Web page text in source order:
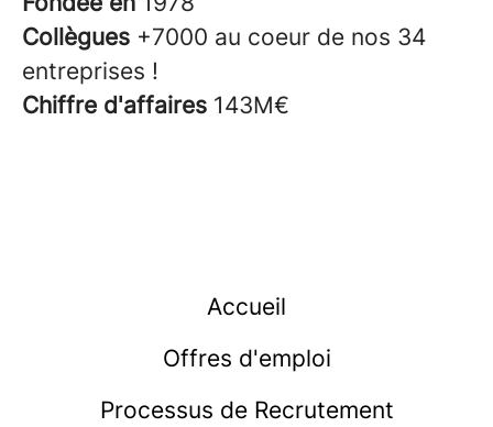
Collègues +7000 au coeur de nos 34
entreprises !
Chiffre d'affaires 143M€
Accueil
Offres d'emploi
Processus de Recrutement